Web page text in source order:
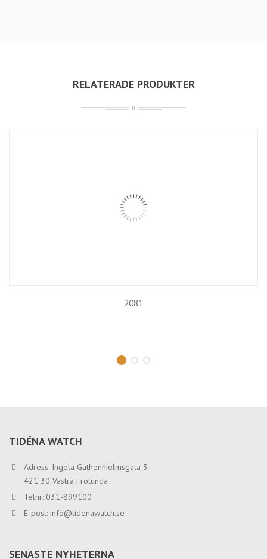
RELATERADE PRODUKTER
TIDÉNA WATCH
Adress: Ingela Gathenhielmsgata 3
421 30 Västra Frölunda
Telnr: 031-899100
E-post: info@tidenawatch.se
SENASTE NYHETERNA